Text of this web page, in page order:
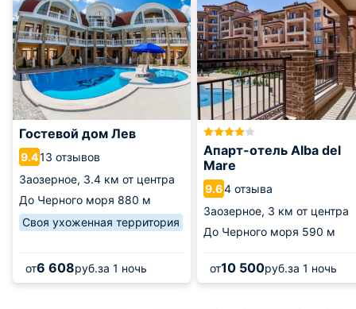
Гостевой дом Лев
9.413 отзывов
Заозерное, 3.4 км от центра
До Черного моря 880 м
Своя ухоженная территория
от6 608руб.за 1 ночь
Апарт-отель Alba del
Mare
9.64 отзыва
Заозерное, 3 км от центра
До Черного моря 590 м
от10 500руб.за 1 ночь